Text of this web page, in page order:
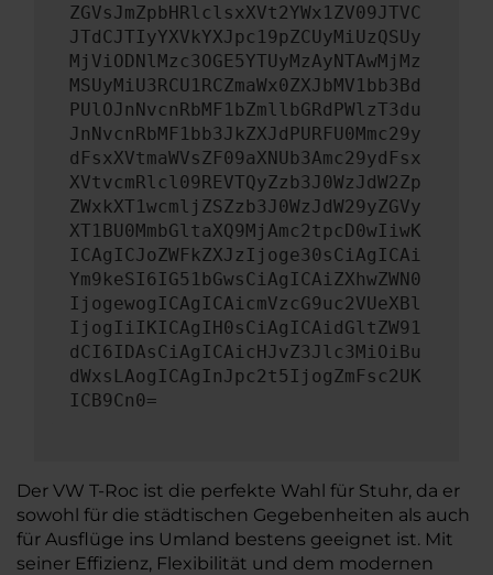
ZGVsJmZpbHRlclsxXVt2YWx1ZV09JTVC
JTdCJTIyYXVkYXJpc19pZCUyMiUzQSUy
MjViODNlMzc3OGE5YTUyMzAyNTAwMjMz
MSUyMiU3RCU1RCZmaWx0ZXJbMV1bb3Bd
PUlOJnNvcnRbMF1bZmllbGRdPWlzT3du
JnNvcnRbMF1bb3JkZXJdPURFU0Mmc29y
dFsxXVtmaWVsZF09aXNUb3Amc29ydFsx
XVtvcmRlcl09REVTQyZzb3J0WzJdW2Zp
ZWxkXT1wcmljZSZzb3J0WzJdW29yZGVy
XT1BU0MmbGltaXQ9MjAmc2tpcD0wIiwK
ICAgICJoZWFkZXJzIjoge30sCiAgICAi
Ym9keSI6IG51bGwsCiAgICAiZXhwZWN0
IjogewogICAgICAicmVzcG9uc2VUeXBl
IjogIiIKICAgIH0sCiAgICAidGltZW91
dCI6IDAsCiAgICAicHJvZ3Jlc3MiOiBu
dWxsLAogICAgInJpc2t5IjogZmFsc2UK
ICB9Cn0=
Der VW T-Roc ist die perfekte Wahl für Stuhr, da er
sowohl für die städtischen Gegebenheiten als auch
für Ausflüge ins Umland bestens geeignet ist. Mit
seiner Effizienz, Flexibilität und dem modernen